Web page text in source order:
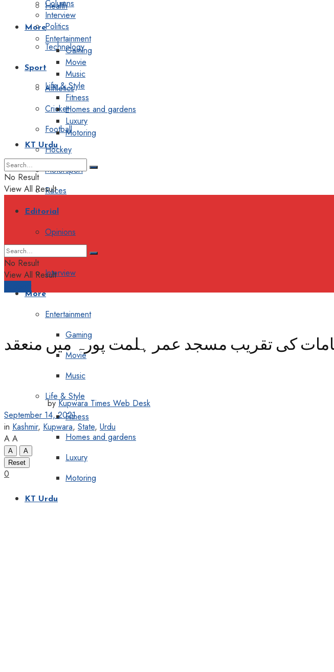
Health
Politics
Technology
Sport
Athletics
Cricket
Football
Hockey
Motorsport
Races
Editorial
Opinions
Interview
More
Entertainment
Gaming
Movie
Music
Life & Style
Fitness
Homes and gardens
Luxury
Motoring
KT Urdu
Columns
Interview
More
Entertainment
Gaming
Movie
Music
Life & Style
Fitness
Homes and gardens
Luxury
Motoring
KT Urdu
No Result
View All Result
No Result
View All Result
کی تقریب مسجد عمر ہلمت پورہ میں منعقد
by Kupwara Times Web Desk
September 14, 2021
in Kashmir, Kupwara, State, Urdu
A A
A
A
Reset
0